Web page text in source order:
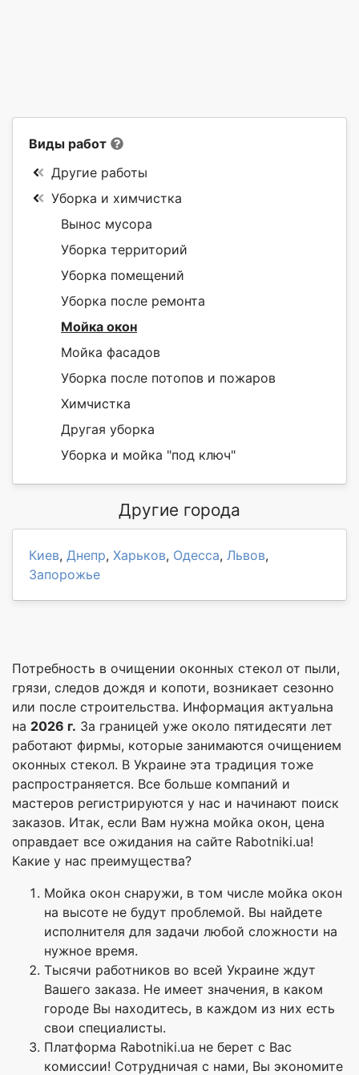
Виды работ
Другие работы
Уборка и химчистка
Вынос мусора
Уборка территорий
Уборка помещений
Уборка после ремонта
Мойка окон
Мойка фасадов
Уборка после потопов и пожаров
Химчистка
Другая уборка
Уборка и мойка "под ключ"
Другие города
Киев, Днепр, Харьков, Одесса, Львов,
Запорожье
Потребность в очищении оконных стекол от пыли,
грязи, следов дождя и копоти, возникает сезонно
или после строительства. Информация актуальна
на 2026 г. За границей уже около пятидесяти лет
работают фирмы, которые занимаются очищением
оконных стекол. В Украине эта традиция тоже
распространяется. Все больше компаний и
мастеров регистрируются у нас и начинают поиск
заказов. Итак, если Вам нужна мойка окон, цена
оправдает все ожидания на сайте Rabotniki.ua!
Какие у нас преимущества?
Мойка окон снаружи, в том числе мойка окон
на высоте не будут проблемой. Вы найдете
исполнителя для задачи любой сложности на
нужное время.
Тысячи работников во всей Украине ждут
Вашего заказа. Не имеет значения, в каком
городе Вы находитесь, в каждом из них есть
свои специалисты.
Платформа Rabotniki.ua не берет с Вас
комиссии! Сотрудничая с нами, Вы экономите